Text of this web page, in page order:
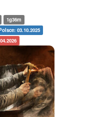
1g36m
03.10.2025